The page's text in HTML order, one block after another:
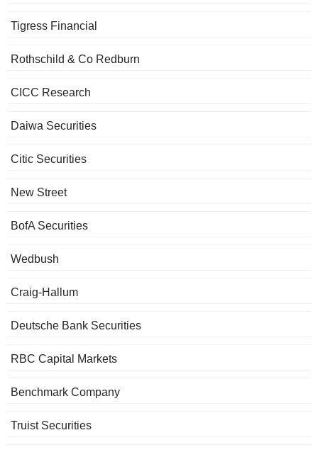
Tigress Financial
Rothschild & Co Redburn
CICC Research
Daiwa Securities
Citic Securities
New Street
BofA Securities
Wedbush
Craig-Hallum
Deutsche Bank Securities
RBC Capital Markets
Benchmark Company
Truist Securities